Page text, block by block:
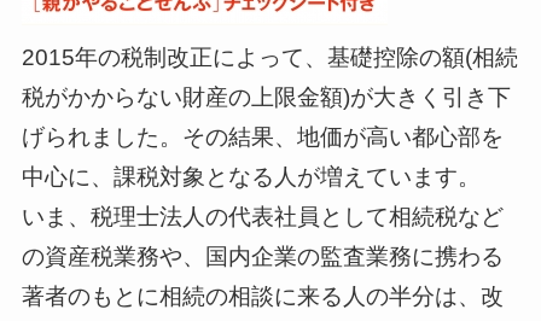
2015年の税制改正によって、基礎控除の額(相続
税がかからない財産の上限金額)が大きく引き下
げられました。その結果、地価が高い都心部を
中心に、課税対象となる人が増えています。
いま、税理士法人の代表社員として相続税など
の資産税業務や、国内企業の監査業務に携わる
著者のもとに相続の相談に来る人の半分は、改